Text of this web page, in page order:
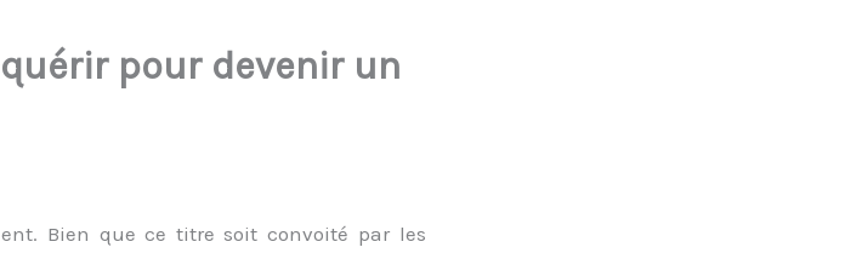
pour devenir un
Bien que ce titre soit convoité par les